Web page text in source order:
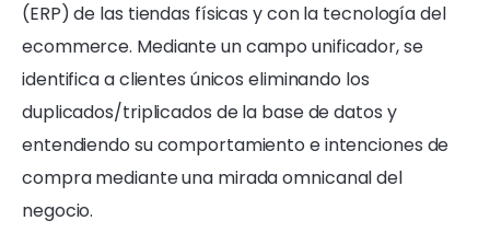
(ERP) de las tiendas físicas y con la tecnología del
ecommerce. Mediante un campo unificador, se
identifica a clientes únicos eliminando los
duplicados/triplicados de la base de datos y
entendiendo su comportamiento e intenciones de
compra mediante una mirada omnicanal del
negocio.